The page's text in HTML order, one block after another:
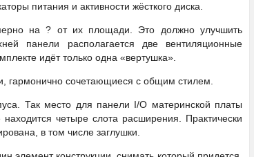
питания и активности жёсткого диска.
на ? от их площади. Это должно улучшить
панели располагается две вентиляционные
идёт только одна «вертушка».
гармонично сочетающиеся с общим стилем.
Так место для панели I/O материнской платы
четыре слота расширения. Практически
в том числе заглушки.